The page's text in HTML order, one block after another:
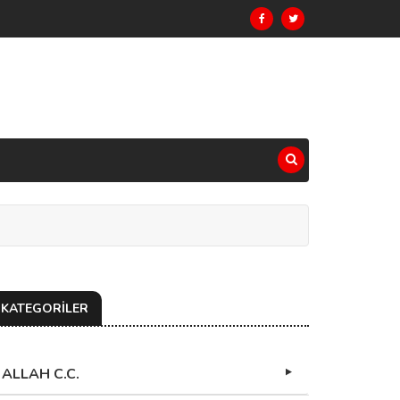
KATEGORİLER
ALLAH C.C.